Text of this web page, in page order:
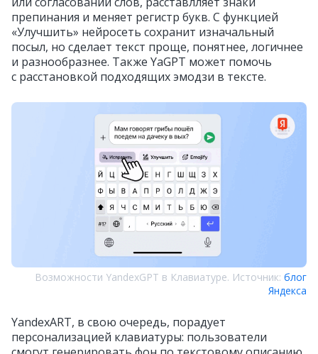
препинания и меняет регистр букв. С функцией
«Улучшить» нейросеть сохранит изначальный
посыл, но сделает текст проще, понятнее, логичнее
и разнообразнее. Также YaGPT может помочь
с расстановкой подходящих эмодзи в тексте.
Возможности YandexGPT в Клавиатуре. Источник: блог
Яндекса
YandexART, в свою очередь, порадует
персонализацией клавиатуры: пользователи